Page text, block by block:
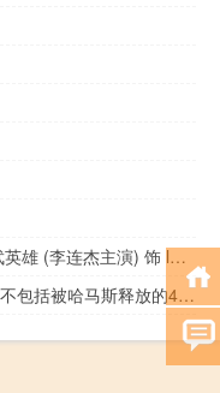
精武门光子为了李连杰终身不嫁（精武英雄 (李连杰主演) 饰 ldquo 光子 rdquo 的演员是谁）
以军称目前有224人被扣押在加沙地带不包括被哈马斯释放的4名以色列人